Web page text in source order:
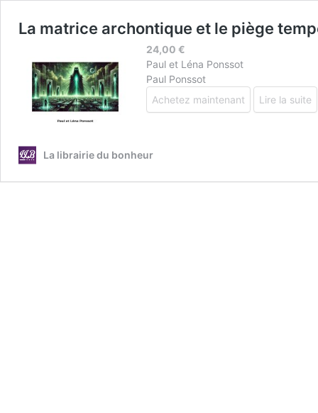
La matrice archontique et le piège
24,00 €
Paul et Léna Ponssot
Paul Ponssot
Achetez maintenant
Lire la suite
La librairie du bonheur